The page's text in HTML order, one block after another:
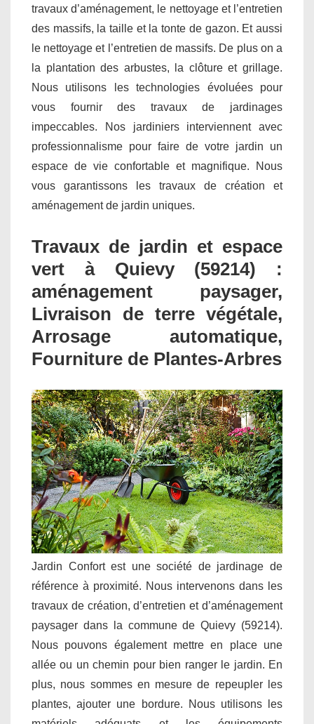
travaux d’aménagement, le nettoyage et l’entretien
des massifs, la taille et la tonte de gazon. Et aussi
le nettoyage et l’entretien de massifs. De plus on a
la plantation des arbustes, la clôture et grillage.
Nous utilisons les technologies évoluées pour
vous fournir des travaux de jardinages
impeccables. Nos jardiniers interviennent avec
professionnalisme pour faire de votre jardin un
espace de vie confortable et magnifique. Nous
vous garantissons les travaux de création et
aménagement de jardin uniques.
Travaux de jardin et espace
vert à Quievy (59214) :
aménagement paysager,
Livraison de terre végétale,
Arrosage automatique,
Fourniture de Plantes-Arbres
Jardin Confort est une société de jardinage de
référence à proximité. Nous intervenons dans les
travaux de création, d’entretien et d’aménagement
paysager dans la commune de Quievy (59214).
Nous pouvons également mettre en place une
allée ou un chemin pour bien ranger le jardin. En
plus, nous sommes en mesure de repeupler les
plantes, ajouter une bordure. Nous utilisons les